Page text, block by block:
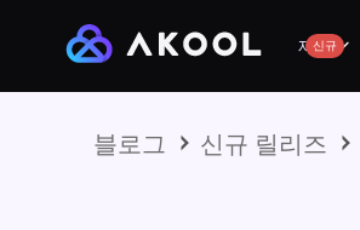
제품
신규
블로그 신규 릴리즈